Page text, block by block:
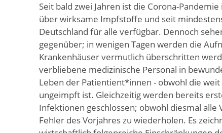
Seit bald zwei Jahren ist die Corona-
über wirksame Impfstoffe und seit
Deutschland für alle verfügbar. Dennoch
gegenüber; in wenigen Tagen werden die
Krankenhäuser vermutlich überschritten
verbliebene medizinische Personal in
Leben der Patientient*innen - obwohl die
ungeimpft ist. Gleichzeitig werden bereits
Infektionen geschlossen; obwohl diesmal
Fehler des Vorjahres zu wiederholen. Es